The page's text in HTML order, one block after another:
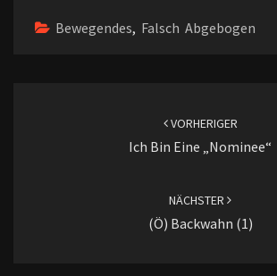
Bewegendes, Falsch Abgebogen
VORHERIGER
Ich Bin Eine „Nominee“
NÄCHSTER
(ö) Backwahn (1)